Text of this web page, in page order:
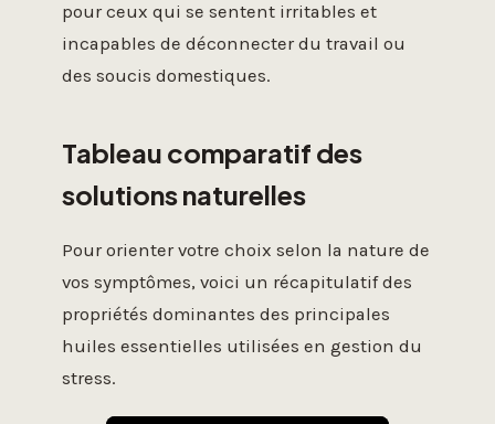
pour ceux qui se sentent irritables et
incapables de déconnecter du travail ou
des soucis domestiques.
Tableau comparatif des
solutions naturelles
Pour orienter votre choix selon la nature de
vos symptômes, voici un récapitulatif des
propriétés dominantes des principales
huiles essentielles utilisées en gestion du
stress.